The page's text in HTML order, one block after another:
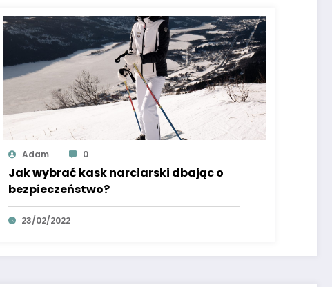
Adam 0
Jak wybrać kask narciarski dbając o
bezpieczeństwo?
23/02/2022